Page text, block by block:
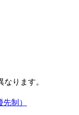
ります。
制）